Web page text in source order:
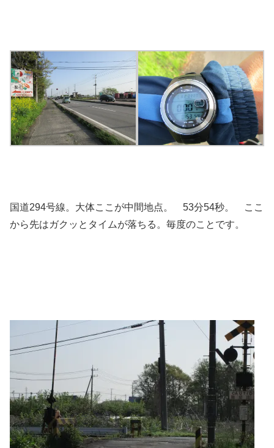
国道294号線。大体ここが中間地点。 53分54秒。 ここ
から先はガクッとタイムが落ちる。毎度のことです。